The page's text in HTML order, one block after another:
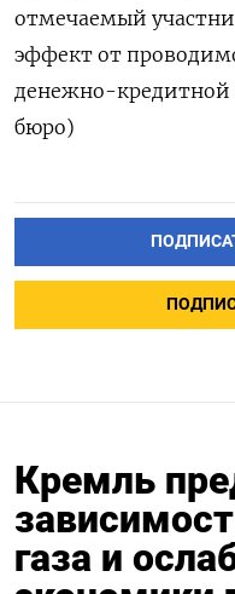
отмечаемый
эффект от
денежно-кредитной
бюро)
Кремль
газа и